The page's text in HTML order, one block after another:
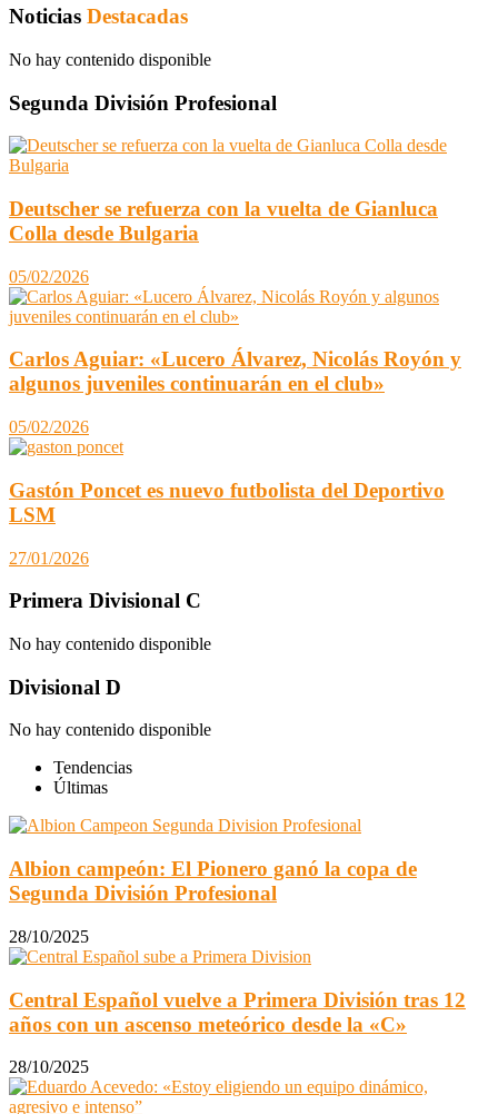
Noticias Destacadas
No hay contenido disponible
Segunda División Profesional
Deutscher se refuerza con la vuelta de Gianluca
Colla desde Bulgaria
05/02/2026
Carlos Aguiar: «Lucero Álvarez, Nicolás Royón y
algunos juveniles continuarán en el club»
05/02/2026
Gastón Poncet es nuevo futbolista del Deportivo
LSM
27/01/2026
Primera Divisional C
No hay contenido disponible
Divisional D
No hay contenido disponible
Tendencias
Últimas
Albion campeón: El Pionero ganó la copa de
Segunda División Profesional
28/10/2025
Central Español vuelve a Primera División tras 12
años con un ascenso meteórico desde la «C»
28/10/2025